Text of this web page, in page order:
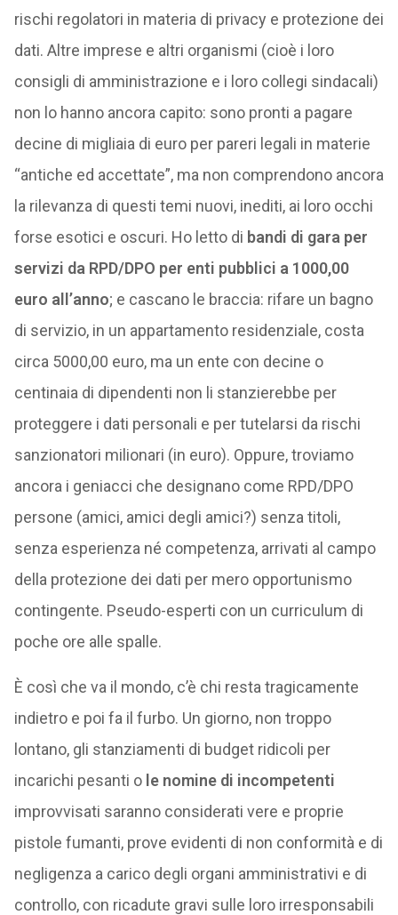
rischi regolatori in materia di privacy e protezione dei
dati. Altre imprese e altri organismi (cioè i loro
consigli di amministrazione e i loro collegi sindacali)
non lo hanno ancora capito: sono pronti a pagare
decine di migliaia di euro per pareri legali in materie
“antiche ed accettate”, ma non comprendono ancora
la rilevanza di questi temi nuovi, inediti, ai loro occhi
forse esotici e oscuri. Ho letto di bandi di gara per
servizi da RPD/DPO per enti pubblici a 1000,00
euro all’anno; e cascano le braccia: rifare un bagno
di servizio, in un appartamento residenziale, costa
circa 5000,00 euro, ma un ente con decine o
centinaia di dipendenti non li stanzierebbe per
proteggere i dati personali e per tutelarsi da rischi
sanzionatori milionari (in euro). Oppure, troviamo
ancora i geniacci che designano come RPD/DPO
persone (amici, amici degli amici?) senza titoli,
senza esperienza né competenza, arrivati al campo
della protezione dei dati per mero opportunismo
contingente. Pseudo-esperti con un curriculum di
poche ore alle spalle.
È così che va il mondo, c’è chi resta tragicamente
indietro e poi fa il furbo. Un giorno, non troppo
lontano, gli stanziamenti di budget ridicoli per
incarichi pesanti o le nomine di incompetenti
improvvisati saranno considerati vere e proprie
pistole fumanti, prove evidenti di non conformità e di
negligenza a carico degli organi amministrativi e di
controllo, con ricadute gravi sulle loro irresponsabili